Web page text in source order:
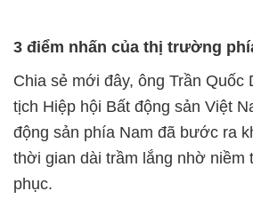
3 điểm nhấn của thị trường
Chia sẻ mới đây, ông Trần Quốc
tịch Hiệp hội Bất động sản Việt
động sản phía Nam đã bước ra
thời gian dài trầm lắng nhờ niềm
phục.